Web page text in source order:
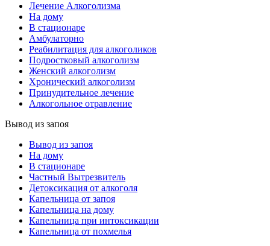
Лечение Алкоголизма
На дому
В стационаре
Амбулаторно
Реабилитация для алкоголиков
Подростковый алкоголизм
Женский алкоголизм
Хронический алкоголизм
Принудительное лечение
Алкогольное отравление
Вывод из запоя
Вывод из запоя
На дому
В стационаре
Частный Вытрезвитель
Детоксикация от алкоголя
Капельница от запоя
Капельница на дому
Капельница при интоксикации
Капельница от похмелья